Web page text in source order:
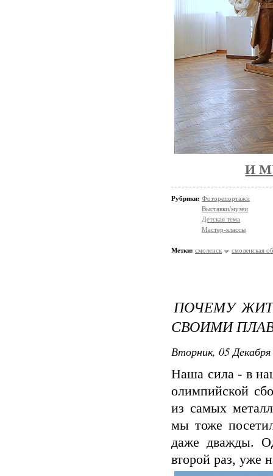
И
Рубрики: Фоторепортажи
Выставки/музеи
Детская тема
Мастер-классы
Метки: смоленск смоленская
ПОЧЕМУ
СВОИМИ
Вторник, 05
Наша сила - в
олимпийской
из самых
мы тоже
даже дважды.
второй раз, уже